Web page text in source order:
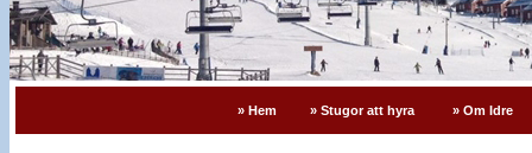
» Hem » Stugor att hyra » Om Idre